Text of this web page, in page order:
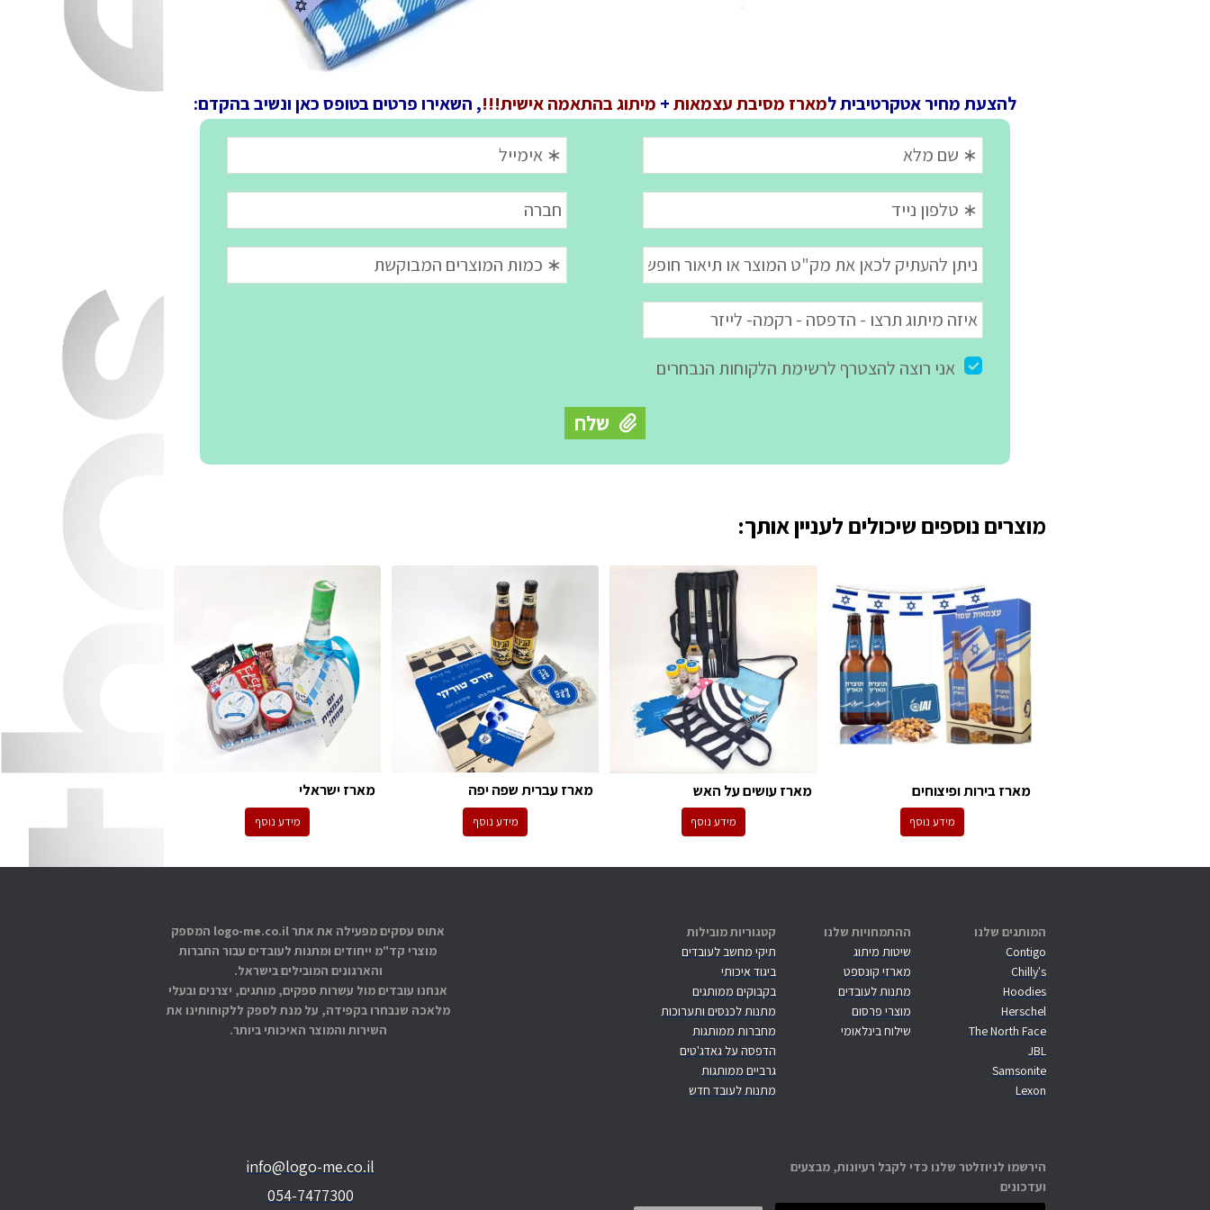
להצעת מחיר אטקרטיבית למארז מסיבת עצמאות+ מיתוג בהתאמה אישית!!!, השאירו פרטים בטופס כאן ונשיב בהקדם:
מוצרים נוספים שיכולים לעניין אותך:
מארז בירות ופיצוחים
מידע נוסף
מארז עושים על האש
מידע נוסף
מארז עברית שפה יפה
מידע נוסף
מארז ישראלי
מידע נוסף
המותגים שלנו
Contigo
Chilly's
Hoodies
Herschel
The North Face
JBL
Samsonite
Lexon
ההתמחויות שלנו
שיטות מיתוג
מארזי קונספט
מתנות לעובדים
מוצרי פרסום
שילוח בינלאומי
קטגוריות מובילות
תיקי מחשב לעובדים
ביגוד איכותי
בקבוקים ממותגים
מתנות לכנסים ותערוכות
מחברות ממותגות
הדפסה על גאדג'טים
גרביים ממותגות
מתנות לעובד חדש
אתוס עסקים מפעילה את אתר logo-me.co.il המספק
מוצרי קד"מ ייחודים ומתנות לעובדים עבור החברות
והארגונים המובילים בישראל.
אנחנו עובדים מול עשרות ספקים, מותגים, יצרנים ובעלי
מלאכה שנבחרו בקפידה, על מנת לספק ללקוחותינו את
השירות והמוצר האיכותי ביותר.
הירשמו לניוזלטר שלנו כדי לקבל רעיונות, מבצעים
ועדכונים
info@logo-me.co.il
054-7477300